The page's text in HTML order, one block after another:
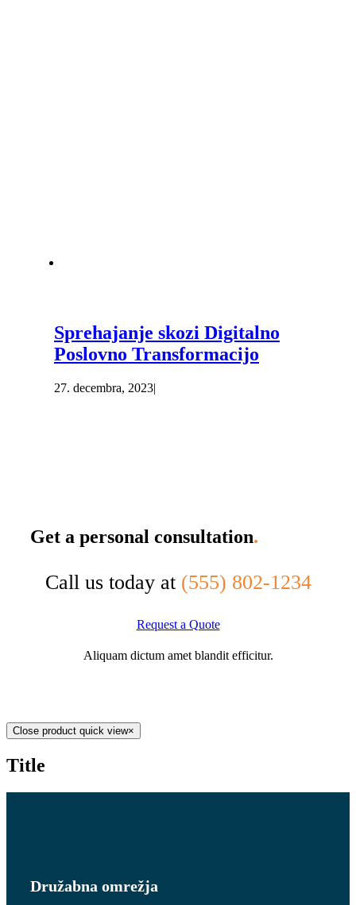
Sprehajanje skozi Digitalno
Poslovno Transformacijo
27. decembra, 2023|
Get a personal consultation.
Call us today at (555) 802-1234
Request a Quote
Aliquam dictum amet blandit efficitur.
Close product quick view×
Title
Družabna omrežja